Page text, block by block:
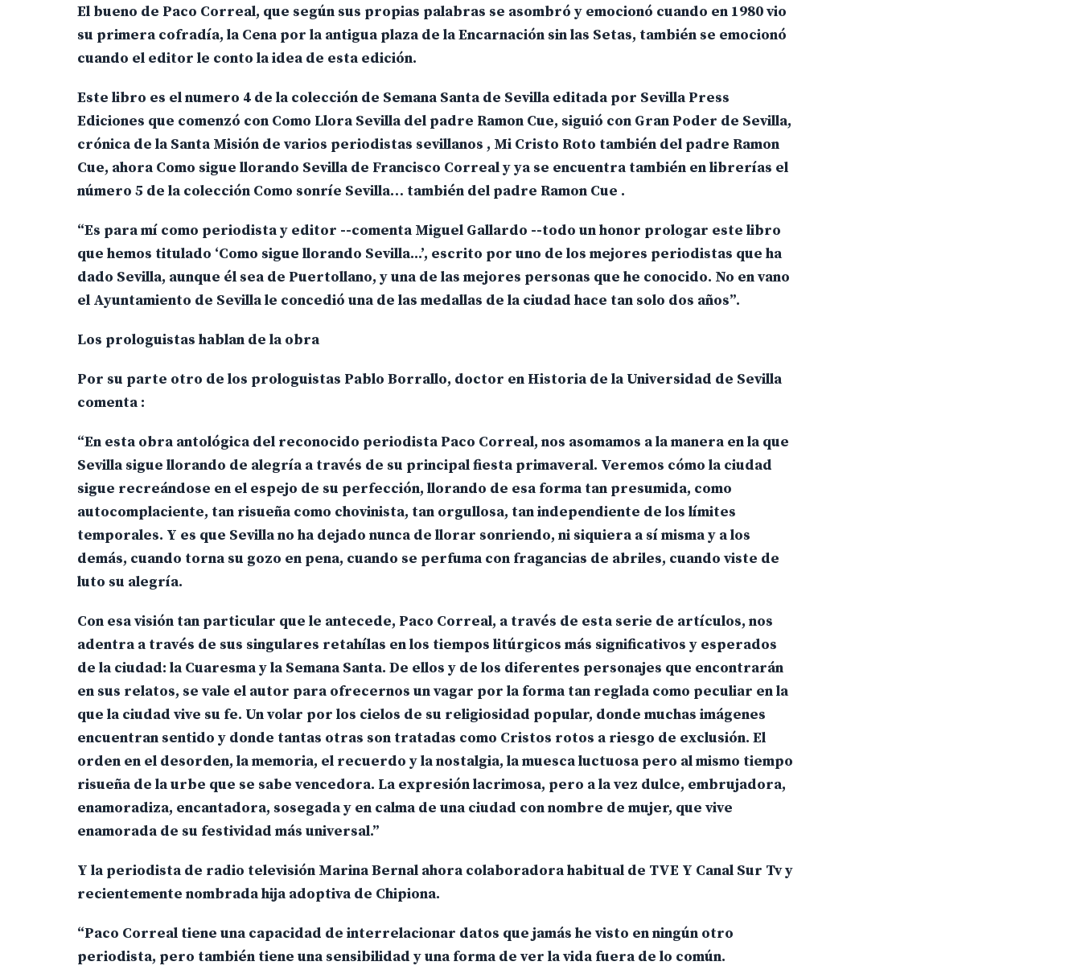
El bueno de Paco Correal, que según sus propias palabras se asombró y emocionó cuando en 1980 vio
su primera cofradía, la Cena por la antigua plaza de la Encarnación sin las Setas, también se emocionó
cuando el editor le conto la idea de esta edición.
Este libro es el numero 4 de la colección de Semana Santa de Sevilla editada por Sevilla Press
Ediciones que comenzó con Como Llora Sevilla del padre Ramon Cue, siguió con Gran Poder de Sevilla,
crónica de la Santa Misión de varios periodistas sevillanos , Mi Cristo Roto también del padre Ramon
Cue, ahora Como sigue llorando Sevilla de Francisco Correal y ya se encuentra también en librerías el
número 5 de la colección Como sonríe Sevilla… también del padre Ramon Cue .
“Es para mí como periodista y editor --comenta Miguel Gallardo --todo un honor prologar este libro
que hemos titulado ‘Como sigue llorando Sevilla...’, escrito por uno de los mejores periodistas que ha
dado Sevilla, aunque él sea de Puertollano, y una de las mejores personas que he conocido. No en vano
el Ayuntamiento de Sevilla le concedió una de las medallas de la ciudad hace tan solo dos años”.
Los prologuistas hablan de la obra
Por su parte otro de los prologuistas Pablo Borrallo, doctor en Historia de la Universidad de Sevilla
comenta :
“En esta obra antológica del reconocido periodista Paco Correal, nos asomamos a la manera en la que
Sevilla sigue llorando de alegría a través de su principal fiesta primaveral. Veremos cómo la ciudad
sigue recreándose en el espejo de su perfección, llorando de esa forma tan presumida, como
autocomplaciente, tan risueña como chovinista, tan orgullosa, tan independiente de los límites
temporales. Y es que Sevilla no ha dejado nunca de llorar sonriendo, ni siquiera a sí misma y a los
demás, cuando torna su gozo en pena, cuando se perfuma con fragancias de abriles, cuando viste de
luto su alegría.
Con esa visión tan particular que le antecede, Paco Correal, a través de esta serie de artículos, nos
adentra a través de sus singulares retahílas en los tiempos litúrgicos más significativos y esperados
de la ciudad: la Cuaresma y la Semana Santa. De ellos y de los diferentes personajes que encontrarán
en sus relatos, se vale el autor para ofrecernos un vagar por la forma tan reglada como peculiar en la
que la ciudad vive su fe. Un volar por los cielos de su religiosidad popular, donde muchas imágenes
encuentran sentido y donde tantas otras son tratadas como Cristos rotos a riesgo de exclusión. El
orden en el desorden, la memoria, el recuerdo y la nostalgia, la muesca luctuosa pero al mismo tiempo
risueña de la urbe que se sabe vencedora. La expresión lacrimosa, pero a la vez dulce, embrujadora,
enamoradiza, encantadora, sosegada y en calma de una ciudad con nombre de mujer, que vive
enamorada de su festividad más universal.”
Y la periodista de radio televisión Marina Bernal ahora colaboradora habitual de TVE Y Canal Sur Tv y
recientemente nombrada hija adoptiva de Chipiona.
“Paco Correal tiene una capacidad de interrelacionar datos que jamás he visto en ningún otro
periodista, pero también tiene una sensibilidad y una forma de ver la vida fuera de lo común.